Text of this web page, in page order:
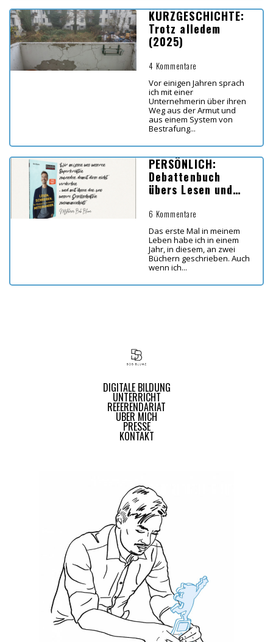
KURZGESCHICHTE:
Trotz alledem
(2025)
4 Kommentare
Vor einigen Jahren sprach
ich mit einer
Unternehmerin über ihren
Weg aus der Armut und
aus einem System von
Bestrafung...
PERSÖNLICH:
Debattenbuch
übers Lesen und
6 Kommentare
Das erste Mal in meinem
Leben habe ich in einem
Jahr, in diesem, an zwei
Büchern geschrieben. Auch
wenn ich...
DIGITALE BILDUNG
UNTERRICHT
REFERENDARIAT
ÜBER MICH
PRESSE
KONTAKT